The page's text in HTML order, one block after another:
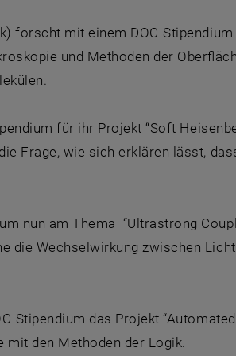
forscht mit einem DOC-
und Methoden der
für ihr Projekt “Soft
Frage, wie sich erklären lässt,
nun am Thema “Ultrastrong
die Wechselwirkung zwischen
Stipendium das Projekt
mit den Methoden der Logik.